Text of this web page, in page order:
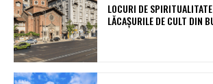
LOCURI DE
LĂCAȘURILE DE CULT DIN